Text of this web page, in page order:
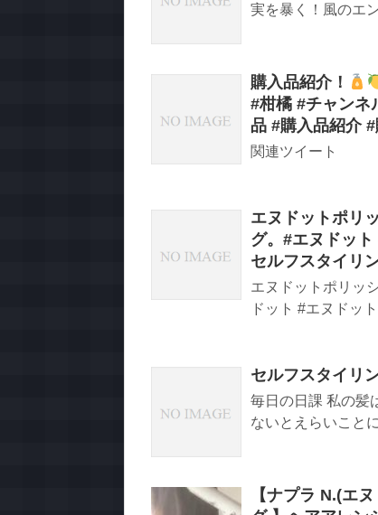
実を暴く！風のエ
購入品紹介！
#柑橘 #チャンネ
品 #購入品紹介
関連ツイート
エヌドットポリ
グ。#エヌドッ
セルフスタイリ
エヌドットポリッ
ドット #エヌドッ
セルフスタイ
毎日の日課 私の髪
ないとえらいこと
【ナプラ N.(エ